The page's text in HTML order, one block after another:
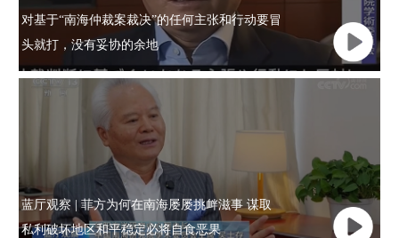
对基于“南海仲裁案裁决”的任何主张和行动要冒
头就打，没有妥协的余地
蓝厅观察 | 菲方为何在南海屡屡挑衅滋事 谋取
私利破坏地区和平稳定必将自食恶果